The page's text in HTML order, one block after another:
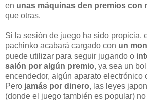
en unas máquinas den premios con
que otras.
Si la sesión de juego ha sido propicia,
pachinko acabará cargado con un
puede utilizar para seguir jugando o
salón por algún premio, ya sea un
encendedor, algún aparato electrónico
Pero jamás por dinero, las leyes
(donde el juego también es popular)